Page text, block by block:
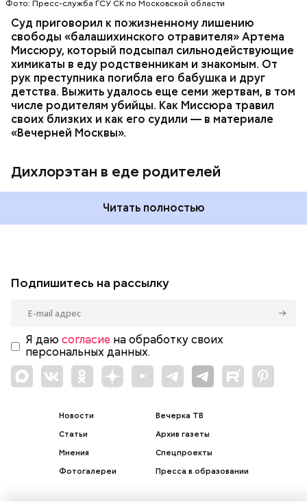
Фото: Пресс-служба ГСУ СК по Московской области
Суд приговорил к пожизненному лишению
свободы «балашихинского отравителя» Артема
Миссюру, который подсыпал сильнодействующие
химикаты в еду родственникам и знакомым. От
рук преступника погибла его бабушка и друг
детства. Выжить удалось еще семи жертвам, в том
числе родителям убийцы. Как Миссюра травил
своих близких и как его судили — в материале
«Вечерней Москвы».
Дихлорэтан в еде родителей
Читать полностью
Подпишитесь на рассылку
Я даю согласие на обработку своих
персональных данных.
Новости
Статьи
Мнения
Фотогалереи
Вечерка ТВ
Архив газеты
Спецпроекты
Пресса в образовании